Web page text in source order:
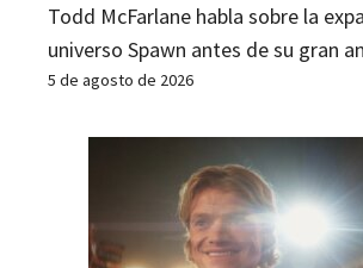
Todd McFarlane habla sobre la
universo Spawn antes de su gran
5 de agosto de 2026